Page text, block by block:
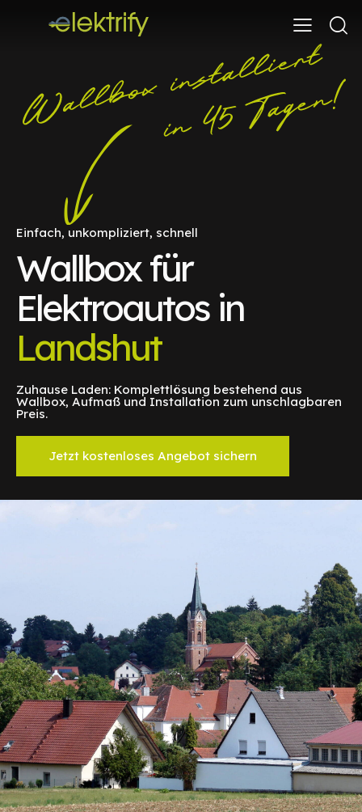
Einfach, unkompliziert, schnell
Wallbox für
Elektroautos in
Landshut
Zuhause Laden: Komplettlösung bestehend aus
Wallbox, Aufmaß und Installation zum unschlagbaren
Preis.
Jetzt kostenloses Angebot sichern